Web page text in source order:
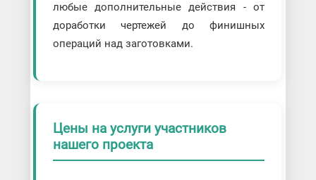
любые дополнительные действия - от
доработки чертежей до финишных
операций над заготовками.
Цены на услуги участников
нашего проекта